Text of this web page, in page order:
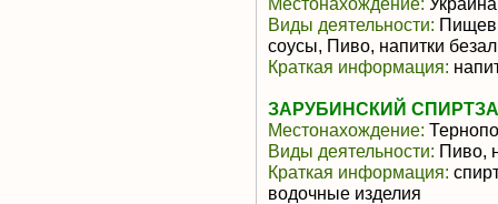
Виды деятельности:
соусы, Пиво, напитки
Краткая информация:
ЗАРУБИНСКИЙ
Местонахождение:
Виды деятельности: Пиво,
Краткая информация:
водочные изделия